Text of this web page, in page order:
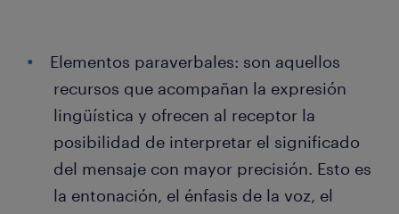
Elementos paraverbales: son aquellos
recursos que acompañan la expresión
lingüística y ofrecen al receptor la
posibilidad de interpretar el significado
del mensaje con mayor precisión. Esto es
la entonación, el énfasis de la voz, el